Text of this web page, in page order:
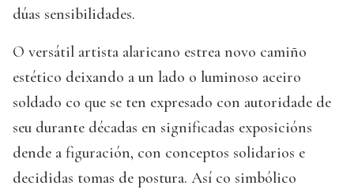
dúas sensibilidades.
O versátil artista alaricano estrea novo camiño
estético deixando a un lado o luminoso aceiro
soldado co que se ten expresado con autoridade de
seu durante décadas en significadas exposicións
dende a figuración, con conceptos solidarios e
decididas tomas de postura. Así co simbólico